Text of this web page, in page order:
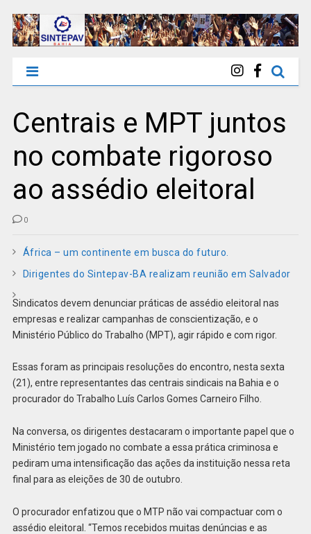
Centrais e MPT juntos
no combate rigoroso
ao assédio eleitoral
0
África – um continente em busca do futuro.
Dirigentes do Sintepav-BA realizam reunião em Salvador
Sindicatos devem denunciar práticas de assédio eleitoral nas
empresas e realizar campanhas de conscientização, e o
Ministério Público do Trabalho (MPT), agir rápido e com rigor.
Essas foram as principais resoluções do encontro, nesta sexta
(21), entre representantes das centrais sindicais na Bahia e o
procurador do Trabalho Luís Carlos Gomes Carneiro Filho.
Na conversa, os dirigentes destacaram o importante papel que o
Ministério tem jogado no combate a essa prática criminosa e
pediram uma intensificação das ações da instituição nessa reta
final para as eleições de 30 de outubro.
O procurador enfatizou que o MTP não vai compactuar com o
assédio eleitoral. “Temos recebidos muitas denúncias e as